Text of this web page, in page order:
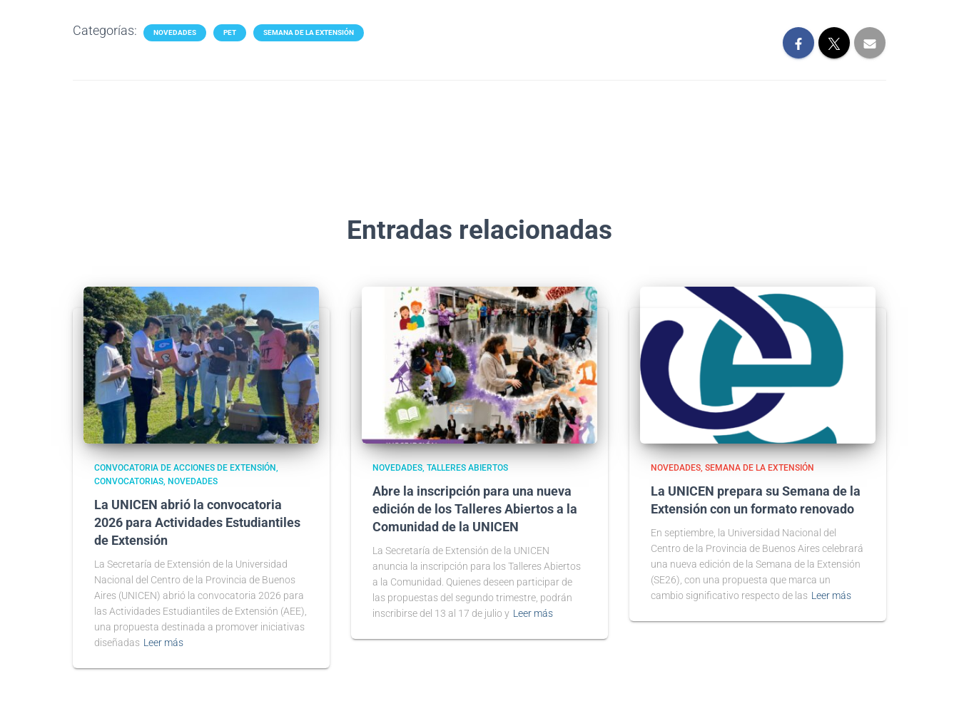
Categorías: NOVEDADES PET SEMANA DE LA EXTENSIÓN
Entradas relacionadas
CONVOCATORIA DE ACCIONES DE EXTENSIÓN
CONVOCATORIAS NOVEDADES
La UNICEN abrió la convocatoria
2026 para Actividades Estudiantiles
de Extensión
La Secretaría de Extensión de la Universidad
Nacional del Centro de la Provincia de Buenos
Aires (UNICEN) abrió la convocatoria 2026 para
las Actividades Estudiantiles de Extensión (AEE),
una propuesta destinada a promover iniciativas
diseñadas Leer más
NOVEDADES TALLERES ABIERTOS
Abre la inscripción para una nueva
edición de los Talleres Abiertos a la
Comunidad de la UNICEN
La Secretaría de Extensión de la UNICEN
anuncia la inscripción para los Talleres Abiertos
a la Comunidad. Quienes deseen participar de
las propuestas del segundo trimestre, podrán
inscribirse del 13 al 17 de julio y Leer más
NOVEDADES SEMANA DE LA EXTENSIÓN
La UNICEN prepara su Semana de la
Extensión con un formato renovado
En septiembre, la Universidad Nacional del
Centro de la Provincia de Buenos Aires celebrará
una nueva edición de la Semana de la Extensión
(SE26), con una propuesta que marca un
cambio significativo respecto de las Leer más